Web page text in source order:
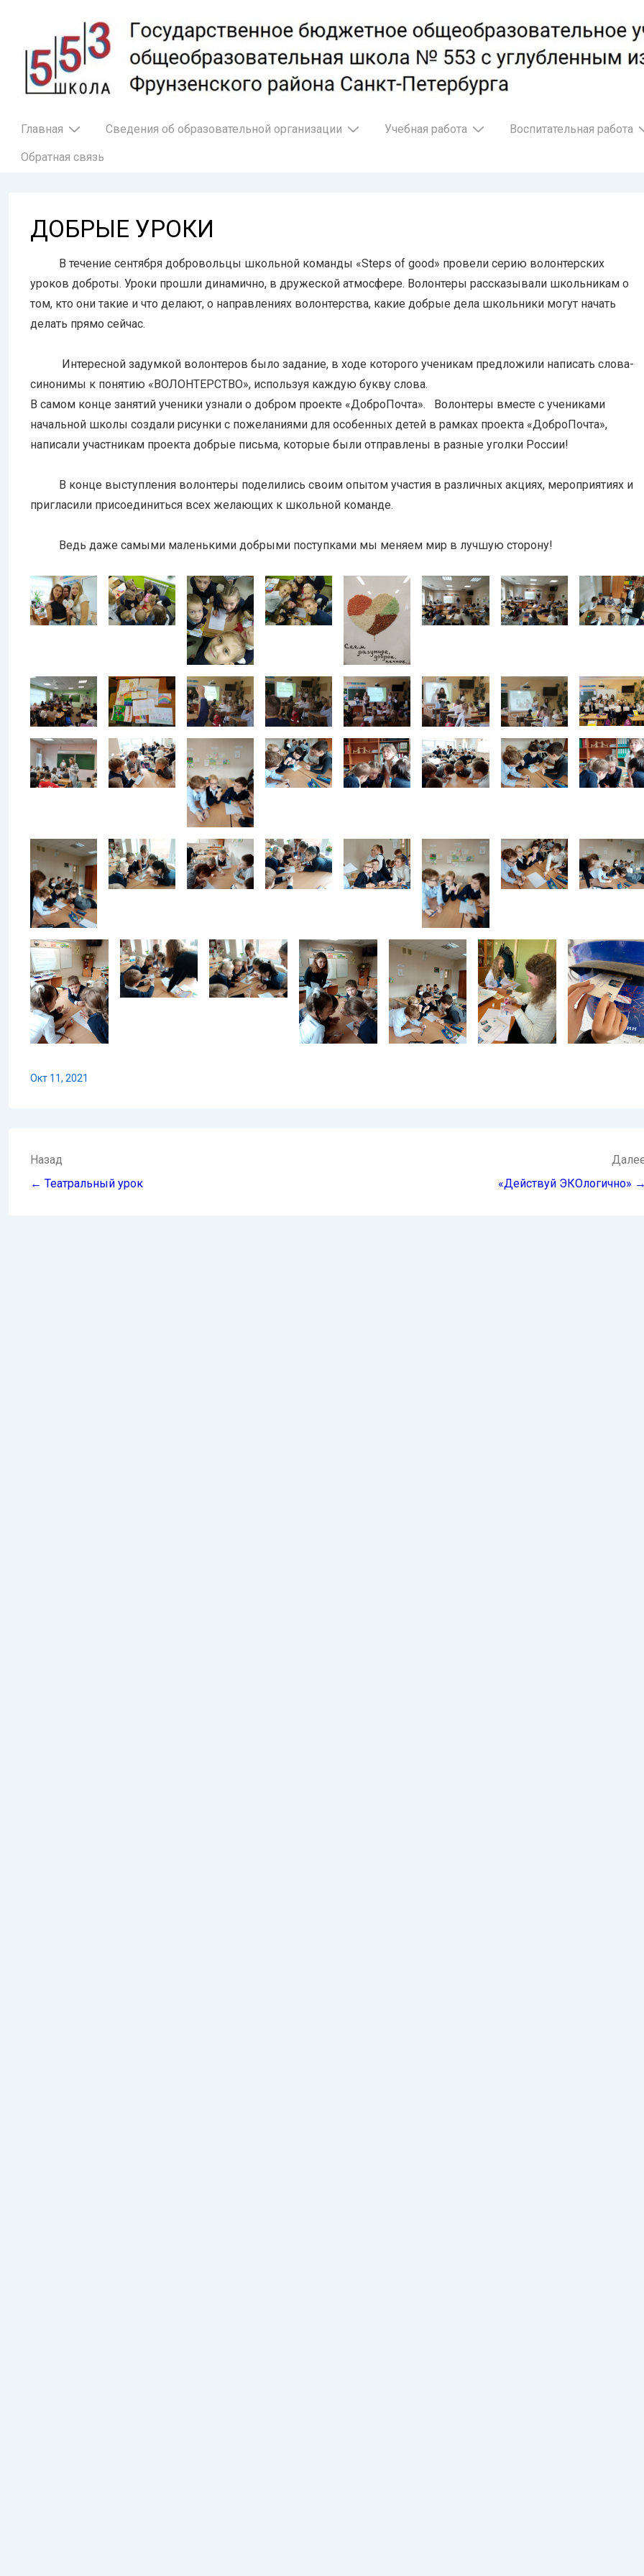
основному
содержимому
Основная
Главная Сведения об образовательной организации Учебная работа Воспитательная работа
Обратная связь
ДОБРЫЕ УРОКИ
В течение сентября добровольцы школьной команды «Steps of good» провели серию волонтерских
уроков доброты. Уроки прошли динамично, в дружеской атмосфере. Волонтеры рассказывали школьникам о
том, кто они такие и что делают, о направлениях волонтерства, какие добрые дела школьники могут начать
делать прямо сейчас.
Интересной задумкой волонтеров было задание, в ходе которого ученикам предложили написать слова-
синонимы к понятию «ВОЛОНТЕРСТВО», используя каждую букву слова.
В самом конце занятий ученики узнали о добром проекте «ДоброПочта». Волонтеры вместе с учениками
начальной школы создали рисунки с пожеланиями для особенных детей в рамках проекта «ДоброПочта»,
написали участникам проекта добрые письма, которые были отправлены в разные уголки России!
В конце выступления волонтеры поделились своим опытом участия в различных акциях, мероприятиях и
пригласили присоединиться всех желающих к школьной команде.
Ведь даже самыми маленькими добрыми поступками мы меняем мир в лучшую сторону!
Окт 11, 2021
Навигация
по
Назад
← Театральный урок
«Действуй ЭКОлогично»